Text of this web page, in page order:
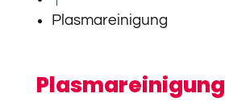
Plasmareinigung
Plasma­reinigung